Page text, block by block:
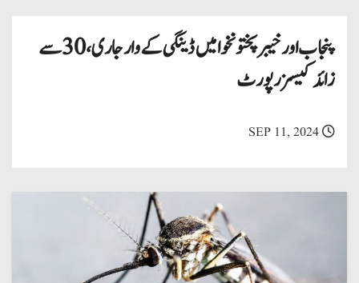
پنجاب اور خیبرپختونخوا میں ڈینگی کے وار جاری، 30 سے
زائد کیسز رپورٹ
SEP 11, 2024